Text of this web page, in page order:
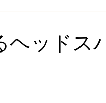
ヘッドス